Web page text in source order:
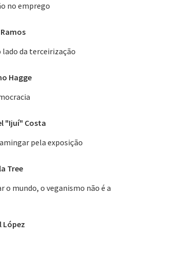
no emprego
lado da terceirização
Hagge
"Ijuí" Costa
pela exposição
Tree
o mundo, o veganismo não é a
López